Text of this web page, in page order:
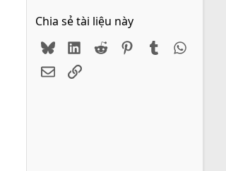
Chia sẻ tài liệu này
BlueskyLinkedIn
Reddit PinterestTumblr
EmailLink